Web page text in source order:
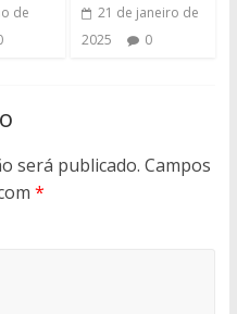
de
21 de janeiro de
2025
0
será publicado. Campos
*